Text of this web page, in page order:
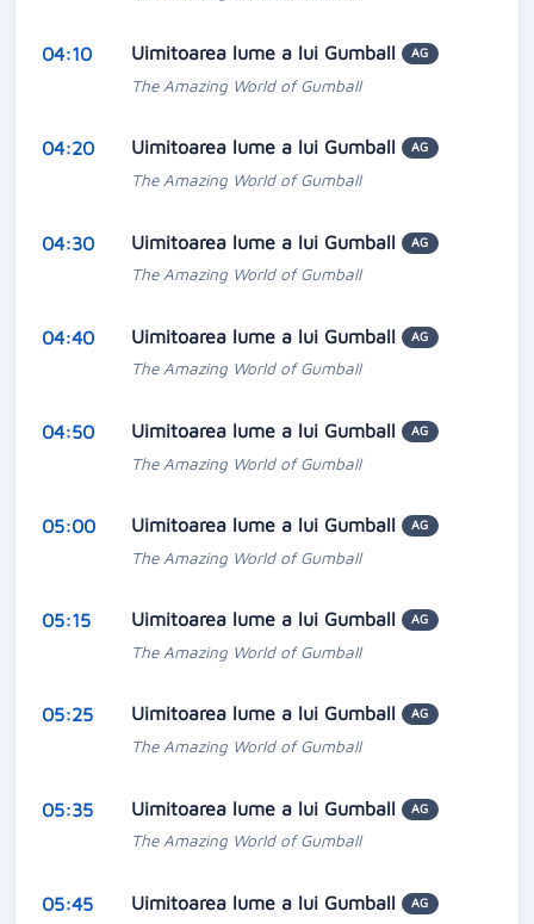
04:10 Uimitoarea lume a lui Gumball AG
The Amazing World of Gumball
04:20 Uimitoarea lume a lui Gumball AG
The Amazing World of Gumball
04:30 Uimitoarea lume a lui Gumball AG
The Amazing World of Gumball
04:40 Uimitoarea lume a lui Gumball AG
The Amazing World of Gumball
04:50 Uimitoarea lume a lui Gumball AG
The Amazing World of Gumball
05:00 Uimitoarea lume a lui Gumball AG
The Amazing World of Gumball
05:15 Uimitoarea lume a lui Gumball AG
The Amazing World of Gumball
05:25 Uimitoarea lume a lui Gumball AG
The Amazing World of Gumball
05:35 Uimitoarea lume a lui Gumball AG
The Amazing World of Gumball
05:45 Uimitoarea lume a lui Gumball AG